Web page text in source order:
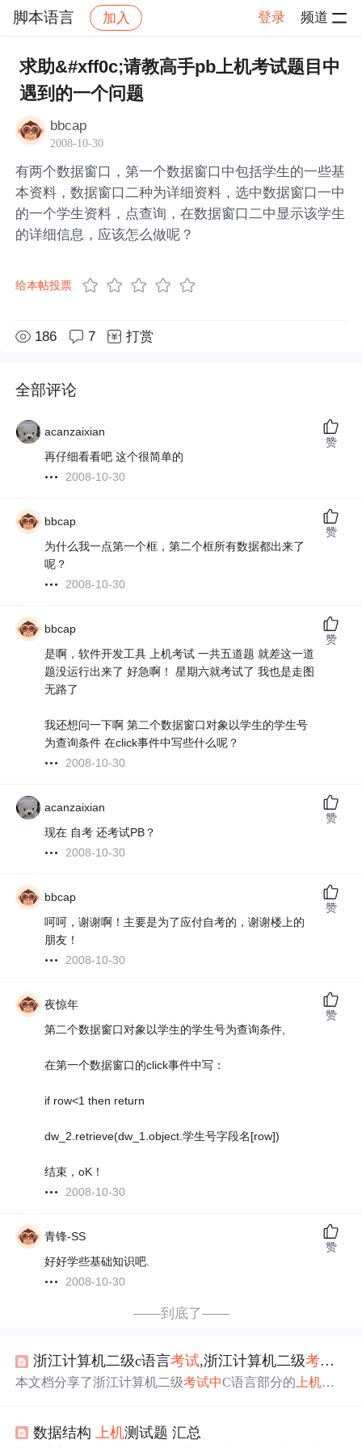
脚本语言 加入 登录 频道
社区 脚本语言 帖子详情
求助&#xff0c;请教高手pb上机考试题目中
遇到的一个问题
bbcap
2008-10-30
有两个数据窗口，第一个数据窗口中包括学生的一些基
本资料，数据窗口二种为详细资料，选中数据窗口一中
的一个学生资料，点查询，在数据窗口二中显示该学生
的详细信息，应该怎么做呢？
给本帖投票
186 7 打赏
全部评论
acanzaixian
再仔细看看吧 这个很简单的
2008-10-30
赞
bbcap
为什么我一点第一个框，第二个框所有数据都出来了
呢？
2008-10-30
赞
bbcap
是啊，软件开发工具 上机考试 一共五道题 就差这一道
题没运行出来了 好急啊！ 星期六就考试了 我也是走图
无路了
我还想问一下啊 第二个数据窗口对象以学生的学生号
为查询条件 在click事件中写些什么呢？
2008-10-30
赞
acanzaixian
现在 自考 还考试PB？
2008-10-30
赞
bbcap
呵呵，谢谢啊！主要是为了应付自考的，谢谢楼上的
朋友！
2008-10-30
赞
夜惊年
第二个数据窗口对象以学生的学生号为查询条件,
在第一个数据窗口的click事件中写：
if row<1 then return
dw_2.retrieve(dw_1.object.学生号字段名[row])
结束，oK！
2008-10-30
赞
青锋-SS
好好学些基础知识吧.
2008-10-30
赞
——到底了——
浙江计算机二级c语言考试,浙江计算机二级考试
本文档分享了浙江计算机二级考试中C语言部分的 上机试
值，并给出了运行结果。
数据结构 上机测试题 汇总